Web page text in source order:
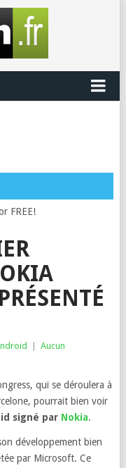
FREE!
Aucun
qui se déroulera à
pourrait bien voir
signé par Nokia.
développement bien
par Microsoft. Ce